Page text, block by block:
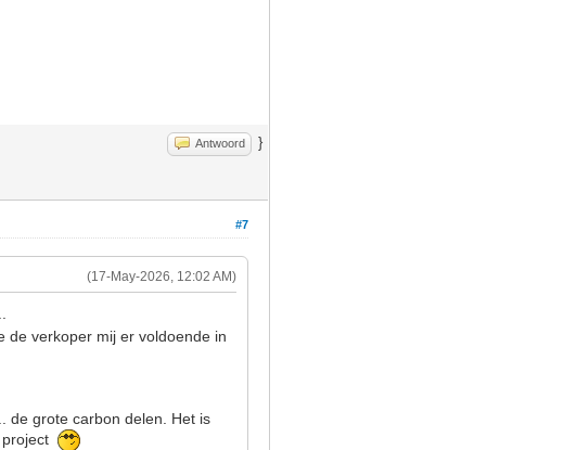
Antwoord }
#7
(17-May-2026, 12:02 AM)
de verkoper mij er voldoende in
de grote carbon delen. Het is
project